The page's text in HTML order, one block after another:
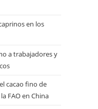
en los
a trabajadores y
cacao fino de
FAO en China